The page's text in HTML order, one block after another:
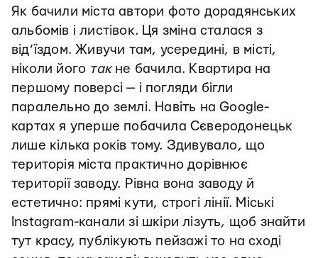
Як бачили міста автори фото дорадянських
альбомів і листівок. Ця зміна сталася з
від’їздом. Живучи там, усередині, в місті,
ніколи його такне бачила. Квартира на
першому поверсі — і погляди бігли
паралельно до землі. Навіть на Google-
картах я уперше побачила Сєверодонецьк
лише кілька років тому. Здивувало, що
територія міста практично дорівнює
території заводу. Рівна вона заводу й
естетично: прямі кути, строгі лінії. Міські
Instagram-канали зі шкіри лізуть, щоб знайти
тут красу, публікують пейзажі то на сході